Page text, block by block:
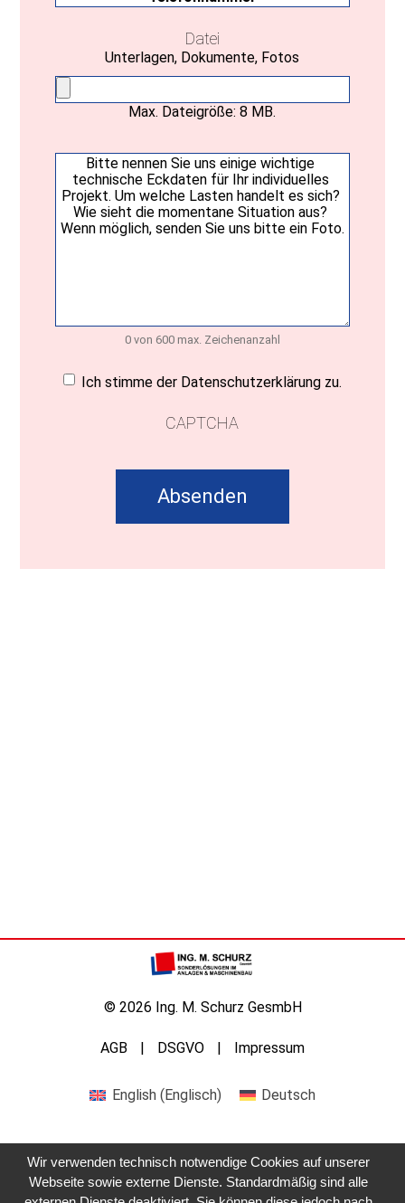
Datei
Unterlagen, Dokumente, Fotos
Max. Dateigröße: 8 MB.
Ihre
Nachricht(erforderlich)
0 von 600 max. Zeichenanzahl
Einwilligung(erforderlich)
Ich stimme der Datenschutzerklärung zu.
CAPTCHA
© 2026 Ing. M. Schurz GesmbH
AGB DSGVO Impressum
English(Englisch) Deutsch
Wir verwenden technisch notwendige Cookies auf unserer
Webseite sowie externe Dienste. Standardmäßig sind alle